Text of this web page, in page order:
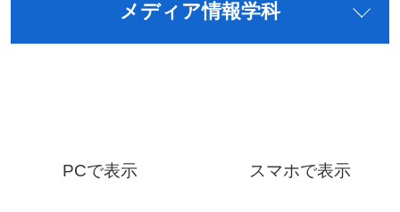
メディア情報学科
PCで表示 スマホで表示